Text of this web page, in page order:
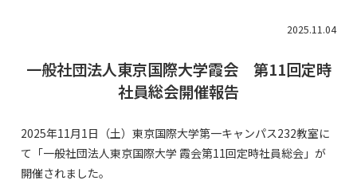
2025.11.04
一般社団法人東京国際大学霞会 第11回定時
社員総会開催報告
2025年11月1日（土）東京国際大学第一キャンパス232教室に
て「一般社団法人東京国際大学 霞会第11回定時社員総会」が
開催されました。